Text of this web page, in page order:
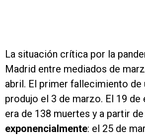
La situación crítica por la
Madrid entre mediados de
abril. El primer fallecimiento de
produjo el 3 de marzo. El 19
era de 138 muertes y a partir
exponencialmente: el 25 de